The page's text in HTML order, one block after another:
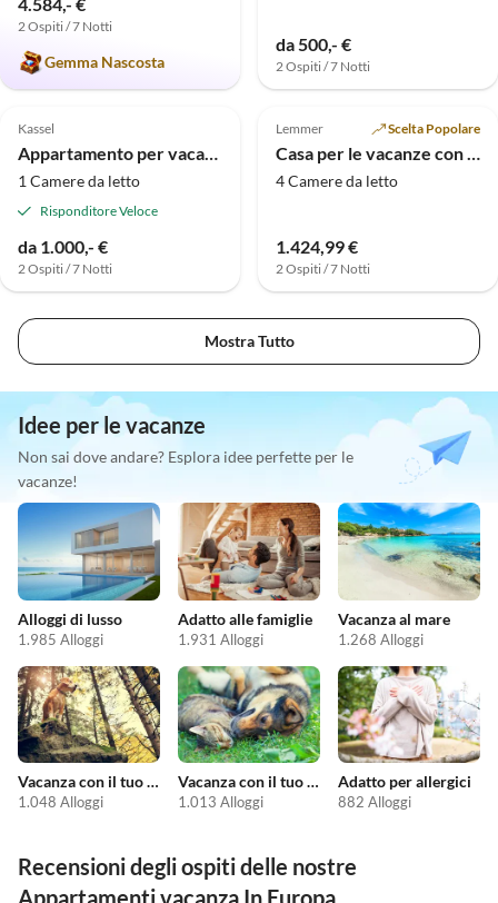
2 Ospiti / 7 Notti
Gemma Nascosta
da 500,- €
2 Ospiti / 7 Notti
Alto
5.0 (1)
Kassel
Appartamento per vacanze Alla Montagna Appartamento Cascata
1 Camere da letto
Risponditore Veloce
da 1.000,- €
2 Ospiti / 7 Notti
Alto
Lemmer Scelta Popolare
Casa per le vacanze con SPORTBOOT+ proprio pontile / esposizione a sud
4 Camere da letto
1.424,99 €
2 Ospiti / 7 Notti
Mostra Tutto
Idee per le vacanze
Non sai dove andare? Esplora idee perfette per le
vacanze!
Alloggi di lusso
1.985 Alloggi
Adatto alle famiglie
1.931 Alloggi
Vacanza al mare
1.268 Alloggi
Vacanza con il tuo cane
1.048 Alloggi
Vacanza con il tuo animale domestico
1.013 Alloggi
Adatto per allergici
882 Alloggi
Recensioni degli ospiti delle nostre
Appartamenti vacanza In Europa